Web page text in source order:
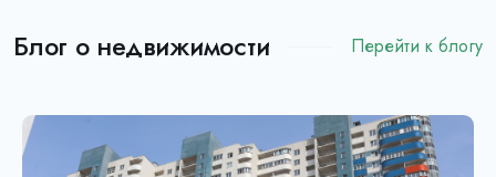
Блог о недвижимости Перейти к блогу